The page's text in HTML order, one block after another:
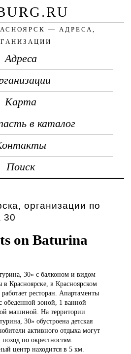
— АДРЕСА,
Адреса
Карта
в каталог
Поиск
организации по
30
on Baturina
30» с балконом и видом
Красноярске, в Красноярском
ресторан. Апартаменты
обеденной зоной, 1 ванной
машиной. На территории
30» обустроена детская
активного отдыха могут
по окрестностям.
центр находится в 5 км.